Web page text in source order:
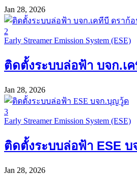
Jan 28, 2026
2
Early Streamer Emission System (ESE)
ติดตั้งระบบล่อฟ้า บจก.เ
Jan 28, 2026
3
Early Streamer Emission System (ESE)
ติดตั้งระบบล่อฟ้า ESE
Jan 28, 2026